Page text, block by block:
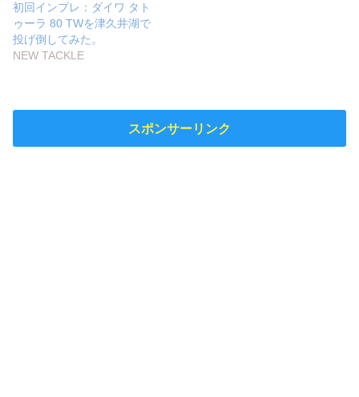
初回インプレ：ダイワ タト
ゥーラ 80 TWを津久井湖で
投げ倒してみた。
NEW TACKLE
スポンサーリンク